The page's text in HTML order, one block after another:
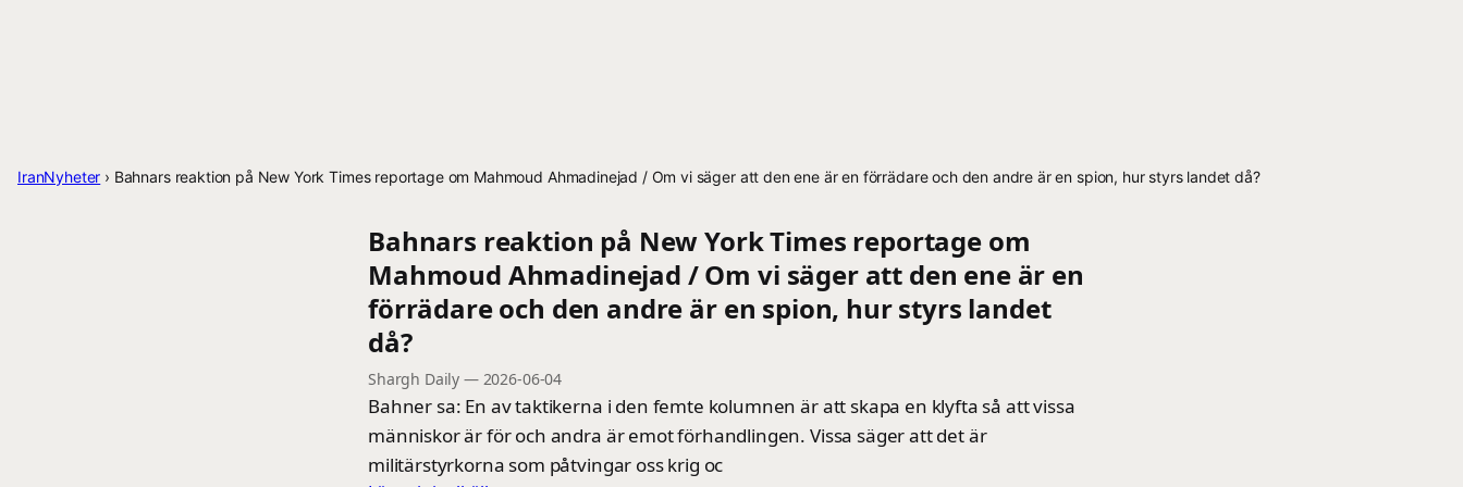
IranNyheter › Bahnars reaktion på New York Times reportage om Mahmoud Ahmadinejad / Om vi ​​säger att den ene är en förrädare och den andre är en spion, hur styrs landet då?
Bahnars reaktion på New York Times reportage om
Mahmoud Ahmadinejad / Om vi ​​säger att den ene är en
förrädare och den andre är en spion, hur styrs landet
då?
Shargh Daily — 2026-06-04
Bahner sa: En av taktikerna i den femte kolumnen är att skapa en klyfta så att vissa
människor är för och andra är emot förhandlingen. Vissa säger att det är
militärstyrkorna som påtvingar oss krig oc